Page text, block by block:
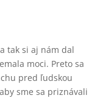
tak si aj nám dal
moci. Preto sa
pred ľudskou
sme sa priznávali